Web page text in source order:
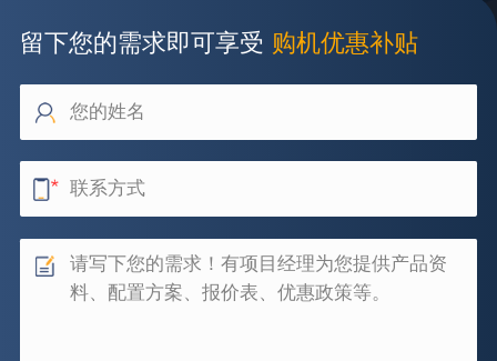
留下您的需求即可享受 购机优惠补贴